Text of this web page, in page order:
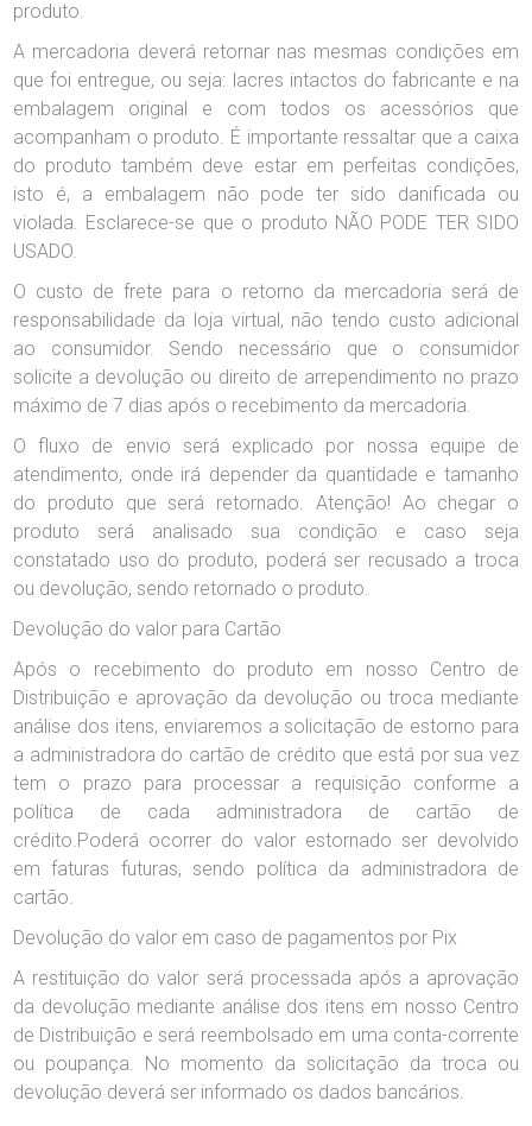
produto.
A mercadoria deverá retornar nas mesmas condições em
que foi entregue, ou seja: lacres intactos do fabricante e na
embalagem original e com todos os acessórios que
acompanham o produto. É importante ressaltar que a caixa
do produto também deve estar em perfeitas condições,
isto é, a embalagem não pode ter sido danificada ou
violada. Esclarece-se que o produto NÃO PODE TER SIDO
USADO.
O custo de frete para o retorno da mercadoria será de
responsabilidade da loja virtual, não tendo custo adicional
ao consumidor. Sendo necessário que o consumidor
solicite a devolução ou direito de arrependimento no prazo
máximo de 7 dias após o recebimento da mercadoria.
O fluxo de envio será explicado por nossa equipe de
atendimento, onde irá depender da quantidade e tamanho
do produto que será retornado. Atenção! Ao chegar o
produto será analisado sua condição e caso seja
constatado uso do produto, poderá ser recusado a troca
ou devolução, sendo retornado o produto.
Devolução do valor para Cartão
Após o recebimento do produto em nosso Centro de
Distribuição e aprovação da devolução ou troca mediante
análise dos itens, enviaremos a solicitação de estorno para
a administradora do cartão de crédito que está por sua vez
tem o prazo para processar a requisição conforme a
política de cada administradora de cartão de
crédito.Poderá ocorrer do valor estornado ser devolvido
em faturas futuras, sendo política da administradora de
cartão.
Devolução do valor em caso de pagamentos por Pix
A restituição do valor será processada após a aprovação
da devolução mediante análise dos itens em nosso Centro
de Distribuição e será reembolsado em uma conta-corrente
ou poupança. No momento da solicitação da troca ou
devolução deverá ser informado os dados bancários.